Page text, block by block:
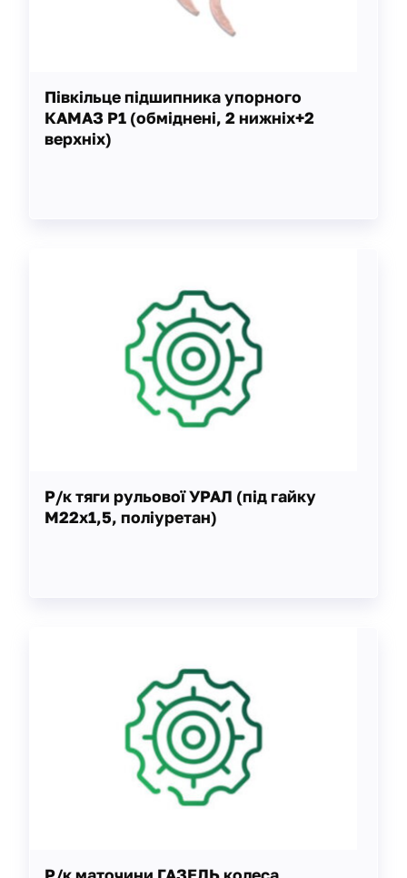
Півкільце підшипника упорного
КАМАЗ Р1 (обміднені, 2 нижніх+2
верхніх)
Р/к тяги рульової УРАЛ (під гайку
М22х1,5, поліуретан)